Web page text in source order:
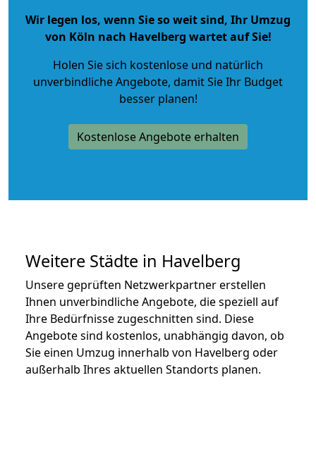
Wir legen los, wenn Sie so weit sind, Ihr Umzug
von Köln nach Havelberg wartet auf Sie!
Holen Sie sich kostenlose und natürlich
unverbindliche Angebote, damit Sie Ihr Budget
besser planen!
Kostenlose Angebote erhalten
Weitere Städte in Havelberg
Unsere geprüften Netzwerkpartner erstellen
Ihnen unverbindliche Angebote, die speziell auf
Ihre Bedürfnisse zugeschnitten sind. Diese
Angebote sind kostenlos, unabhängig davon, ob
Sie einen Umzug innerhalb von Havelberg oder
außerhalb Ihres aktuellen Standorts planen.